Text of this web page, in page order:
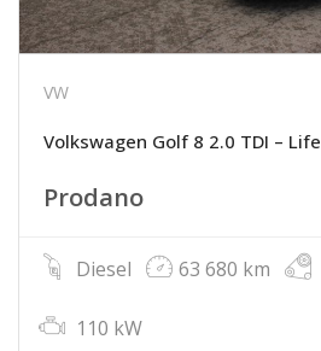
VW
Volkswagen Golf 8 2.0 TDI – Life
Prodano
Diesel 63 680 km
110 kW